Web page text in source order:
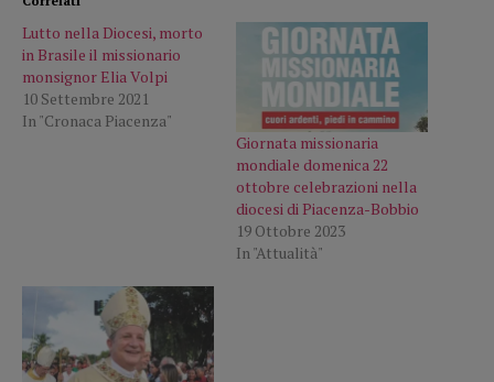
Lutto nella Diocesi, morto
in Brasile il missionario
monsignor Elia Volpi
10 Settembre 2021
In "Cronaca Piacenza"
Giornata missionaria
mondiale domenica 22
ottobre celebrazioni nella
diocesi di Piacenza-Bobbio
19 Ottobre 2023
In "Attualità"